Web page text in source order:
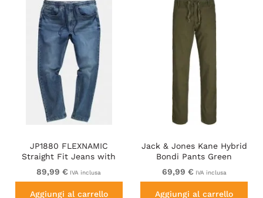
JP1880 FLEXNAMIC
Straight Fit Jeans with
Stretch Waist
89,99 € IVA inclusa
Aggiungi al carrello
Jack & Jones Kane Hybrid
Bondi Pants Green
69,99 € IVA inclusa
Aggiungi al carrello